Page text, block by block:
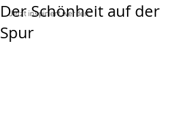
Jetzt inspiriert werden
Der Schönheit auf der
Spur